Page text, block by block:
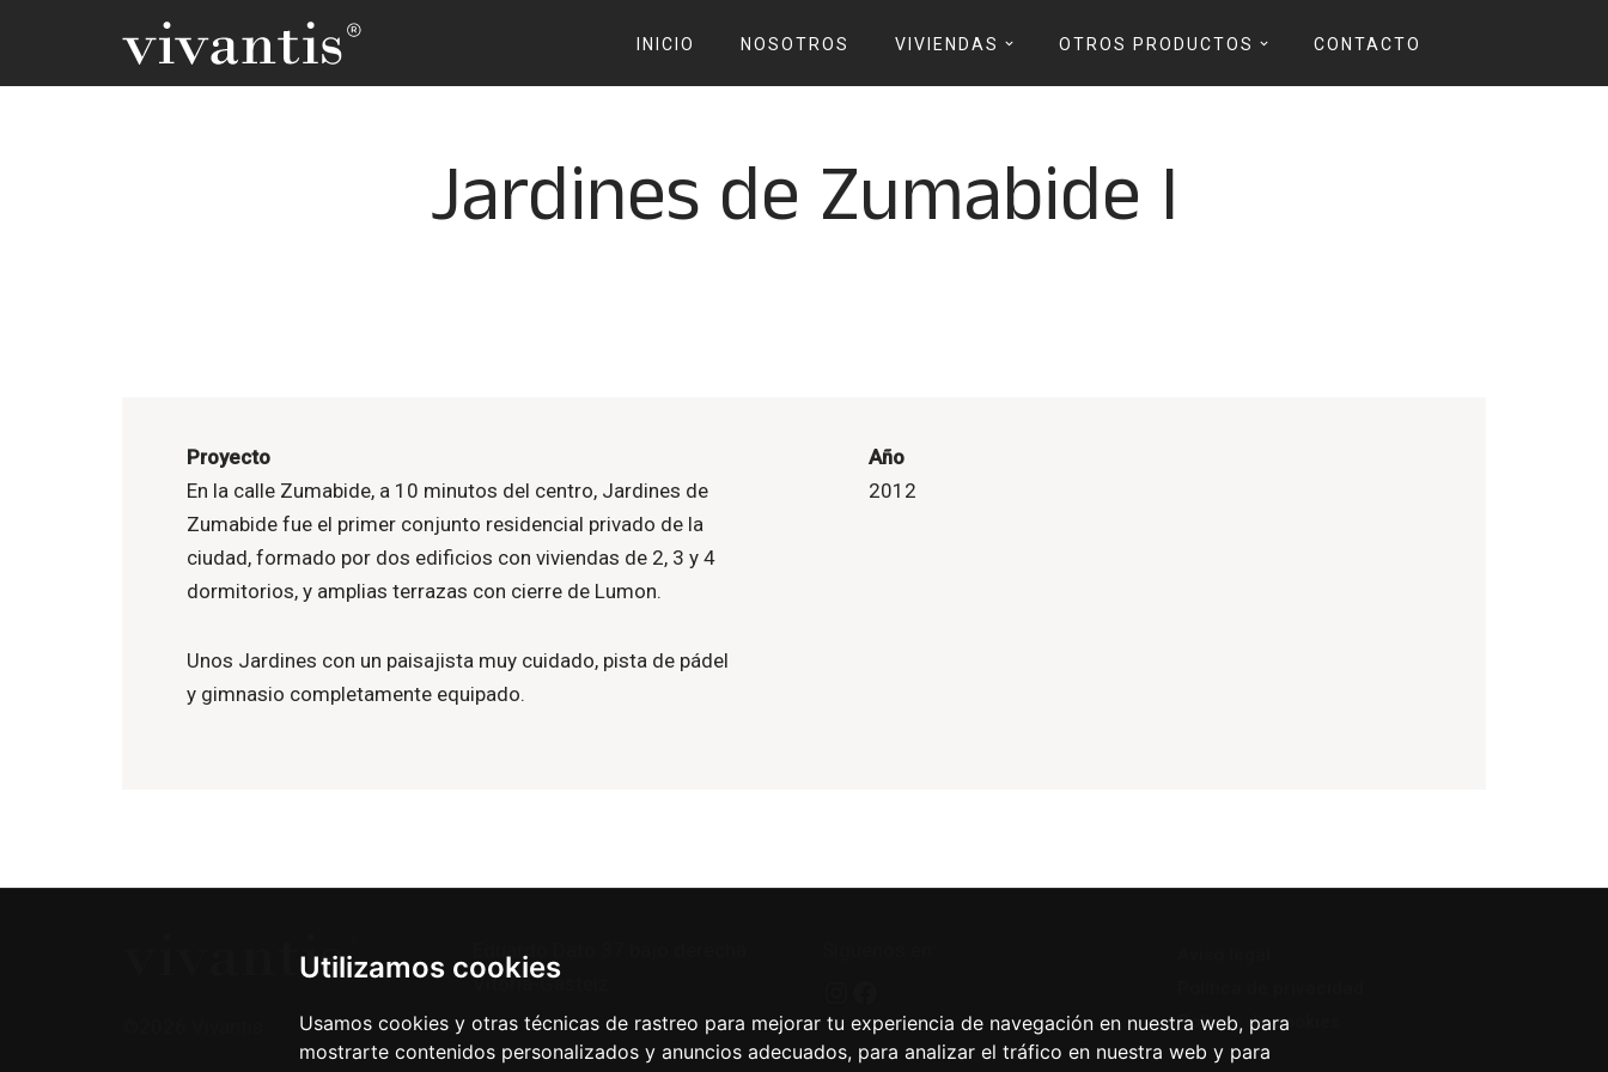
Utilizamos cookies
Usamos cookies y otras técnicas de rastreo para mejorar tu experiencia de navegación en nuestra web, para
mostrarte contenidos personalizados y anuncios adecuados, para analizar el tráfico en nuestra web y para
INICIO NOSOTROS VIVIENDAS OTROS PRODUCTOS CONTACTO
Jardines de Zumabide I
Proyecto
En la calle Zumabide, a 10 minutos del centro, Jardines de
Zumabide fue el primer conjunto residencial privado de la
ciudad, formado por dos edificios con viviendas de 2, 3 y 4
dormitorios, y amplias terrazas con cierre de Lumon.
Unos Jardines con un paisajista muy cuidado, pista de pádel
y gimnasio completamente equipado.
Año
2012
Eduardo Dato 37 bajo derecha
Vitoria-Gasteiz
Política de cookies